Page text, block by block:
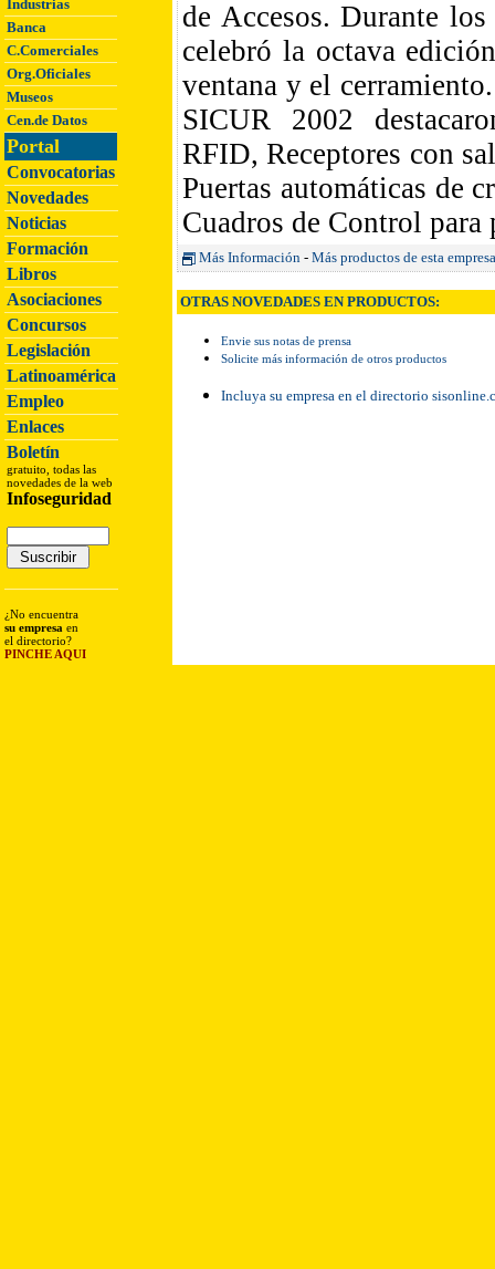
Industrias
Banca
C.Comerciales
Org.Oficiales
Museos
Cen.de Datos
Portal
Convocatorias
Novedades
Noticias
Formación
Libros
Asociaciones
Concursos
Legislación
Latinoamérica
Empleo
Enlaces
Boletín
gratuito, todas las
novedades de la web
Infoseguridad
¿No encuentra
su empresa en
el directorio?
PINCHE AQUI
de Accesos. Durante
celebró la octava
ventana y el
SICUR 2002
RFID, Receptores con
Puertas automáticas de
Cuadros de Control para
Más Información - Más productos de esta empresa
OTRAS NOVEDADES EN PRODUCTOS:
Envie sus notas de prensa
Solicite más información de otros productos
Incluya su empresa en el directorio